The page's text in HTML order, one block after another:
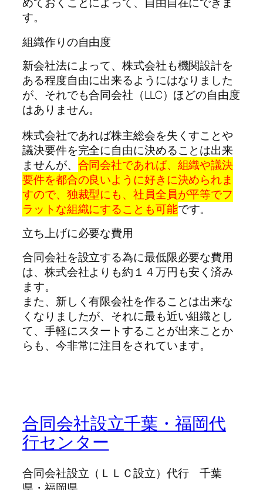
す。
組織作りの自由度
新会社法によって、株式会社も機関設計を
ある程度自由に出来るようにはなりました
が、それでも合同会社（LLC）ほどの自由度
はありません。
株式会社であれば株主総会を失くすことや
議決要件を完全に自由に決めることは出来
ませんが、 合同会社であれば、組織や議決
要件を都合の良いように好きに決められま
すので、独裁型にも、社員全員が平等でフ
ラットな組織にすることも可能です。
立ち上げに必要な費用
合同会社を設立する為に最低限必要な費用
は、株式会社よりも約１４万円も安く済み
ます。
また、新しく有限会社を作ることは出来な
くなりましたが、それに最も近い組織とし
て、手軽にスタートすることが出来ことか
らも、今非常に注目をされています。
合同会社設立千葉・福岡代
行センター
合同会社設立（ＬＬＣ設立）代行 千葉